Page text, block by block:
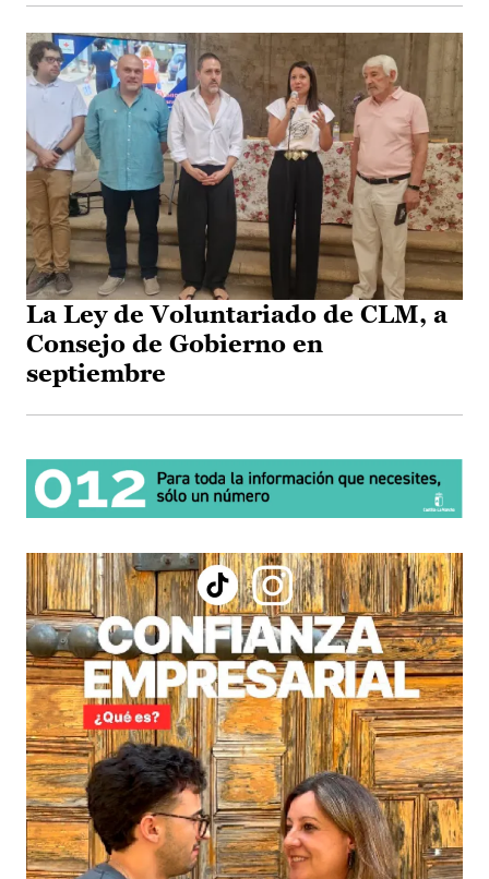
La Ley de Voluntariado de CLM, a
Consejo de Gobierno en
septiembre